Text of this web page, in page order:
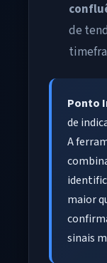
de
Ponto
de
A
maior
sinais